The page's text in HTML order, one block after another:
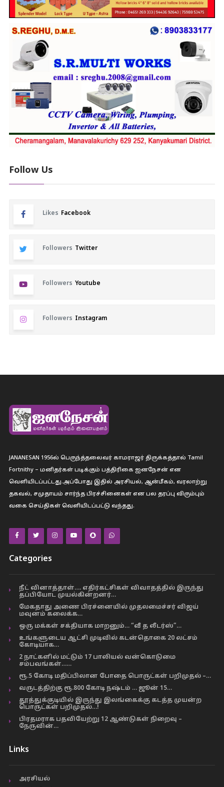
Follow Us
Likes Facebook
Followers Twitter
Followers Youtube
Followers Instagram
JANANESAN 1956ல் பெருந்த்தலைவர் காமராஜர் திருக்கத்தால் Tamil
Fortnithy – மனிதர்கள் படிக்கும் பத்திரிகை ஐனநேசன் என
வெளியிடப்பட்டது.அப்போது இதில் அரசியல், ஆன்மீகம், வரலாற்று
தகவல், சமுதாயம் சார்ந்த பிரச்சினைகள் என பல தரப்பு விரும்பும்
வகை செய்திகள் வெளியிடப்பட்டு வந்தது.
Categories
நீட் வினாத்தாள்…. எதிர்கட்சிகள் விவாதத்தில் இருந்து
தப்பியோட முயல்கின்றனர்…
மேகதாது அணை பிரச்னையில் முதலமைச்சர் விஜய்
மவுனம் கலைக்க…
ஒரு மக்கள் சக்தியாக மாறனும்… “வீ த லீடர்ஸ்”…
உங்களுடைய ஆட்சி முடிவில் கடன்தொகை 20 லட்சம்
கோடியாக…
2 நாட்களில் மட்டும் 17 பாலியல் வன்கொடுமை
சம்பவங்கள்……
ரூ.5 கோடி மதிப்பிலான போதை பொருட்கள் பறிமுதல் –…
வருடத்திற்கு ரூ.800 கோடி நஷ்டம் … ஜூன் 15…
தூத்துக்குடியில் இருந்து இலங்கைக்கு கடத்த முயன்ற
பொருட்கள் பறிமுதல்…!
பிரதமராக பதவியேற்று 12 ஆண்டுகள் நிறைவு –
நேருவின்…
Links
அரசியல்